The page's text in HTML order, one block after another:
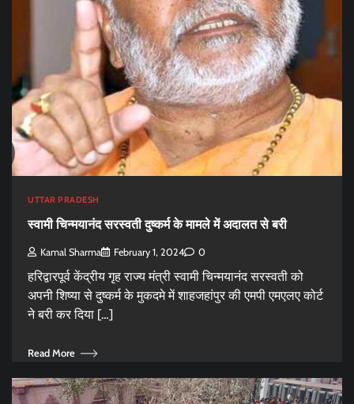
UTTAR PRADESH
स्वामी चिन्मयानंद सरस्वती दुष्कर्म के मामले में अदालत से बरी
Kamal Sharma February 1, 2024 0
हरिद्वारपूर्व केंद्रीय गृह राज्य मंत्री स्वामी चिन्मयानंद सरस्वती को
अपनी शिष्या से दुष्कर्म के मुकदमे में शाहजहांपुर की एमपी एमएलए कोर्ट
ने बरी कर दिया […]
Read More